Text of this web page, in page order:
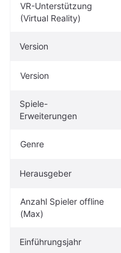
VR-Unterstützung
(Virtual Reality)
Version
Version
Spiele-
Erweiterungen
Genre
Herausgeber
Anzahl Spieler offline
(Max)
Einführungsjahr